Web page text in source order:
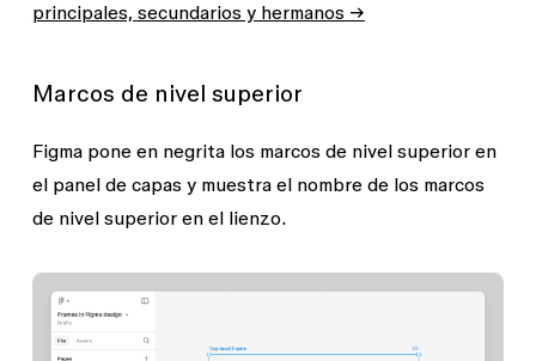
principales, secundarios y hermanos →
Marcos de nivel superior
Figma pone en negrita los marcos de nivel superior en
el panel de capas y muestra el nombre de los marcos
de nivel superior en el lienzo.